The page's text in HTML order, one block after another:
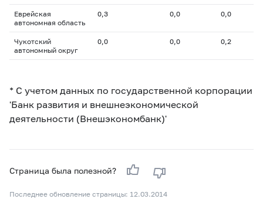
Еврейская
автономная область
0,3 0,0 0,0
Чукотский
автономный округ
0,0 0,0 0,2
* С учетом данных по государственной корпорации
'Банк развития и внешнеэкономической
деятельности (Внешэкономбанк)'
Страница была полезной?
Последнее обновление страницы: 12.03.2014